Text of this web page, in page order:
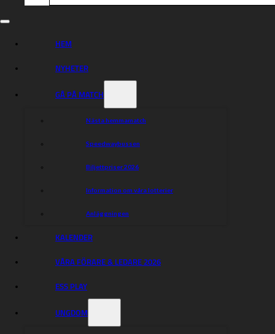
HEM
NYHETER
GÅ PÅ MATCH
Nästa hemmamatch
Speedwaybussen
Biljettpriser 2026
Information om våra lotterier
Anläggningen
KALENDER
VÅRA FÖRARE & LEDARE 2026
ESS PLAY
UNGDOM